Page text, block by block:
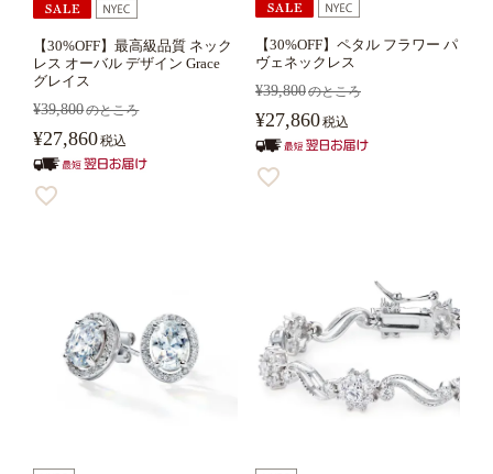
【30%OFF】最高級品質 ネック
レス オーバル デザイン Grace
グレイス
¥39,800のところ
¥27,860税込
【30%OFF】ペタル フラワー パ
ヴェネックレス
¥39,800のところ
¥27,860税込